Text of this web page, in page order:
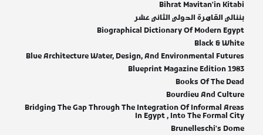
Bihrat Mavitan'in Kitabi
بننالي القاهرة الدولي الثاني عشر
Biographical Dictionary Of Modern Egypt
Black & White
Blue Architecture Water, Design, And Environmental Futures
Blueprint Magazine Edition 1983
Books Of The Dead
Bourdieu And Culture
Bridging The Gap Through The Integration Of Informal Areas
In Egypt , Into The Formal City
Brunelleschi's Dome